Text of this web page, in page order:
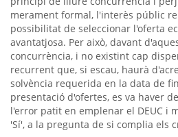
merament formal, l'interès públic
possibilitat de seleccionar l'oferta
avantatjosa. Per això, davant
concurrència, i no existint cap
recurrent que, si escau, haurà
solvència requerida en la data de
presentació d'ofertes, es va haver
l'error patit en emplenar el DEUC i
'Sí', a la pregunta de si complia els